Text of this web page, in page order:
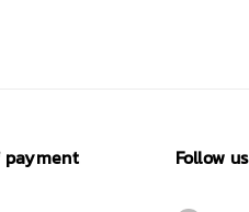
payment Follow us